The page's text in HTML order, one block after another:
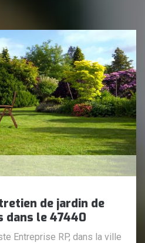
de jardin de
dans le 47440
Entreprise RP, dans la ville